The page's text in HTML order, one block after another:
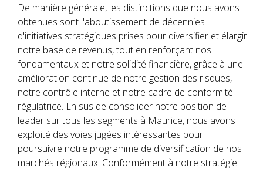
De manière générale, les distinctions que nous avons
obtenues sont l'aboutissement de décennies
d'initiatives stratégiques prises pour diversifier et élargir
notre base de revenus, tout en renforçant nos
fondamentaux et notre solidité financière, grâce à une
amélioration continue de notre gestion des risques,
notre contrôle interne et notre cadre de conformité
régulatrice. En sus de consolider notre position de
leader sur tous les segments à Maurice, nous avons
exploité des voies jugées intéressantes pour
poursuivre notre programme de diversification de nos
marchés régionaux. Conformément à notre stratégie